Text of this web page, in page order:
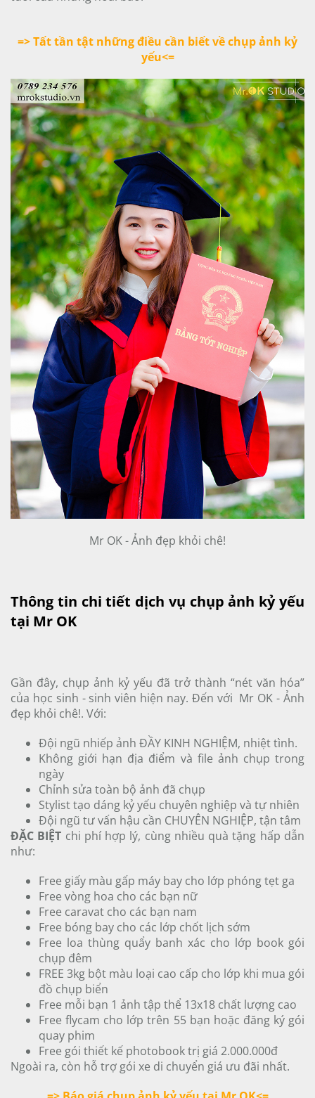
=> Tất tần tật những điều cần biết về chụp ảnh kỷ
yếu<=
Mr OK - Ảnh đẹp khỏi chê!
Thông tin chi tiết dịch vụ chụp ảnh kỷ yếu
tại Mr OK
Gần đây, chụp ảnh kỷ yếu đã trở thành “nét văn hóa”
của học sinh - sinh viên hiện nay. Đến với Mr OK - Ảnh
đẹp khỏi chê!. Với:
Đội ngũ nhiếp ảnh ĐẦY KINH NGHIỆM, nhiệt tình.
Không giới hạn địa điểm và file ảnh chụp trong
ngày
Chỉnh sửa toàn bộ ảnh đã chụp
Stylist tạo dáng kỷ yếu chuyên nghiệp và tự nhiên
Đội ngũ tư vấn hậu cần CHUYÊN NGHIỆP, tận tâm
ĐẶC BIỆT chi phí hợp lý, cùng nhiều quà tặng hấp dẫn
như:
Free giấy màu gấp máy bay cho lớp phóng tẹt ga
Free vòng hoa cho các bạn nữ
Free caravat cho các bạn nam
Free bóng bay cho các lớp chốt lịch sớm
Free loa thùng quẩy banh xác cho lớp book gói
chụp đêm
FREE 3kg bột màu loại cao cấp cho lớp khi mua gói
đồ chụp biển
Free mỗi bạn 1 ảnh tập thể 13x18 chất lượng cao
Free flycam cho lớp trên 55 bạn hoặc đăng ký gói
quay phim
Free gói thiết kế photobook trị giá 2.000.000đ
Ngoài ra, còn hỗ trợ gói xe di chuyển giá ưu đãi nhất.